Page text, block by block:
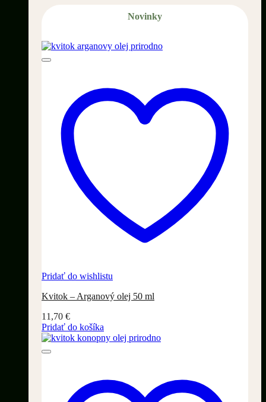
Novinky
Pridať do wishlistu
Kvitok – Arganový olej 50 ml
11,70 €
Pridať do košíka